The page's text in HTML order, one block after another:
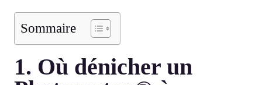
Sommaire
1. Où dénicher un